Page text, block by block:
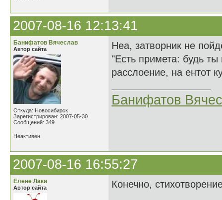
2007-08-16 12:13:41
Банифатов Вячеслав
Автор сайта
Откуда: Новосибирск
Зарегистрирован: 2007-05-30
Сообщений: 349
Неа, затворник не
"Есть примета: будь
расслоение, на ентот
Банифатов
Неактивен
2007-08-16 16:55:27
Елене Лаки
Автор сайта Конечно,